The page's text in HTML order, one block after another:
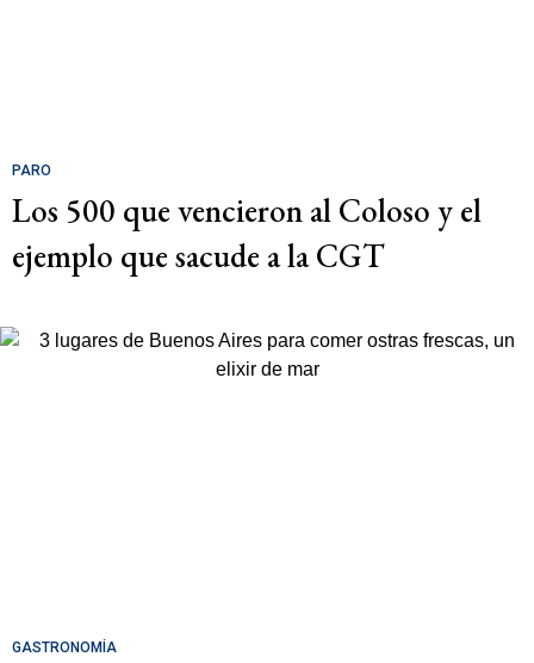
PARO
Los 500 que vencieron al Coloso y el
ejemplo que sacude a la CGT
GASTRONOMÍA